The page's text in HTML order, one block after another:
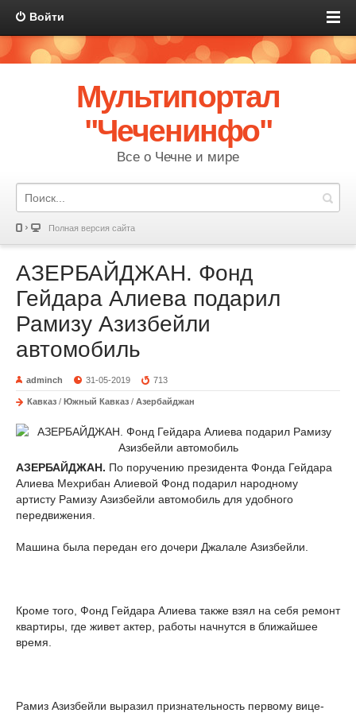
Войти
Мультипортал
"Чеченинфо"
Все о Чечне и мире
Полная версия сайта
АЗЕРБАЙДЖАН. Фонд
Гейдара Алиева подарил
Рамизу Азизбейли
автомобиль
adminch 31-05-2019 713
Кавказ / Южный Кавказ / Азербайджан
АЗЕРБАЙДЖАН. По поручению президента Фонда Гейдара
Алиева Мехрибан Алиевой Фонд подарил народному
артисту Рамизу Азизбейли автомобиль для удобного
передвижения.
Машина была передан его дочери Джалале Азизбейли.
Кроме того, Фонд Гейдара Алиева также взял на себя ремонт
квартиры, где живет актер, работы начнутся в ближайшее
время.
Рамиз Азизбейли выразил признательность первому вице-